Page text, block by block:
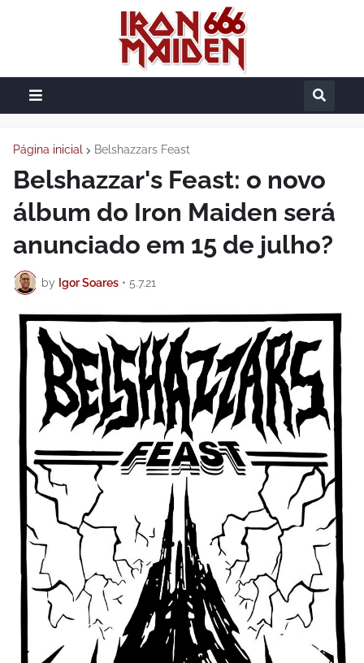
Página inicial Belshazzars Feast
Belshazzar's Feast: o novo
álbum do Iron Maiden será
anunciado em 15 de julho?
by Igor Soares • 5.7.21